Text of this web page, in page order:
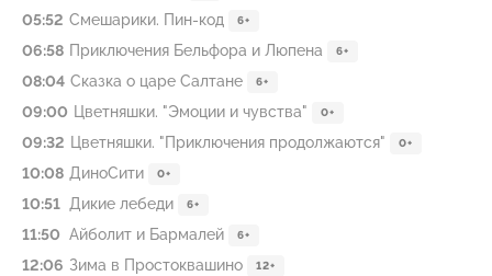
05:52 Смешарики. Пин-код 6+
06:58 Приключения Бельфора и Люпена 6+
08:04 Сказка о царе Салтане 6+
09:00 Цветняшки. "Эмоции и чувства" 0+
09:32 Цветняшки. "Приключения продолжаются" 0+
10:08 ДиноСити 0+
10:51 Дикие лебеди 6+
11:50 Айболит и Бармалей 6+
12:06 Зима в Простоквашино 12+